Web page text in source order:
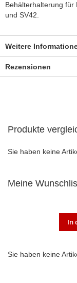
Behälterhalterung für
und SV42.
Weitere
Rezensionen
Produkte
Sie haben keine
Meine
In
Sie haben keine